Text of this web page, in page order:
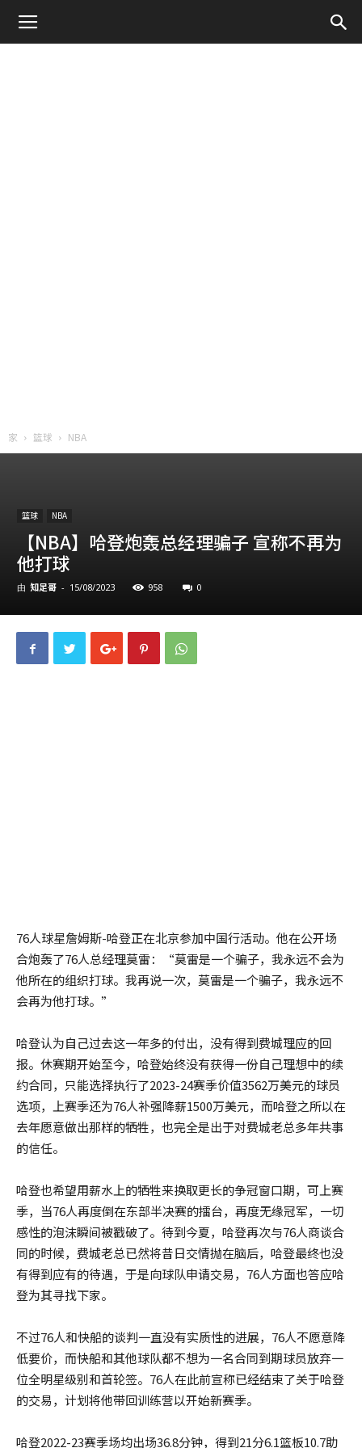
家 篮球 NBA
篮球 NBA
【NBA】哈登炮轰总经理骗子 宣称不再为
他打球
由 知足哥 - 15/08/2023 958 0
76人球星詹姆斯-哈登正在北京参加中国行活动。他在公开场
合炮轰了76人总经理莫雷：“莫雷是一个骗子，我永远不会为
他所在的组织打球。我再说一次，莫雷是一个骗子，我永远不
会再为他打球。”
哈登认为自己过去这一年多的付出，没有得到费城理应的回
报。休赛期开始至今，哈登始终没有获得一份自己理想中的续
约合同，只能选择执行了2023-24赛季价值3562万美元的球员
选项，上赛季还为76人补强降薪1500万美元，而哈登之所以在
去年愿意做出那样的牺牲，也完全是出于对费城老总多年共事
的信任。
哈登也希望用薪水上的牺牲来换取更长的争冠窗口期，可上赛
季，当76人再度倒在东部半决赛的擂台，再度无缘冠军，一切
感性的泡沫瞬间被戳破了。待到今夏，哈登再次与76人商谈合
同的时候，费城老总已然将昔日交情抛在脑后，哈登最终也没
有得到应有的待遇，于是向球队申请交易，76人方面也答应哈
登为其寻找下家。
不过76人和快船的谈判一直没有实质性的进展，76人不愿意降
低要价，而快船和其他球队都不想为一名合同到期球员放弃一
位全明星级别和首轮签。76人在此前宣称已经结束了关于哈登
的交易，计划将他带回训练营以开始新赛季。
哈登2022-23赛季场均出场36.8分钟，得到21分6.1篮板10.7助